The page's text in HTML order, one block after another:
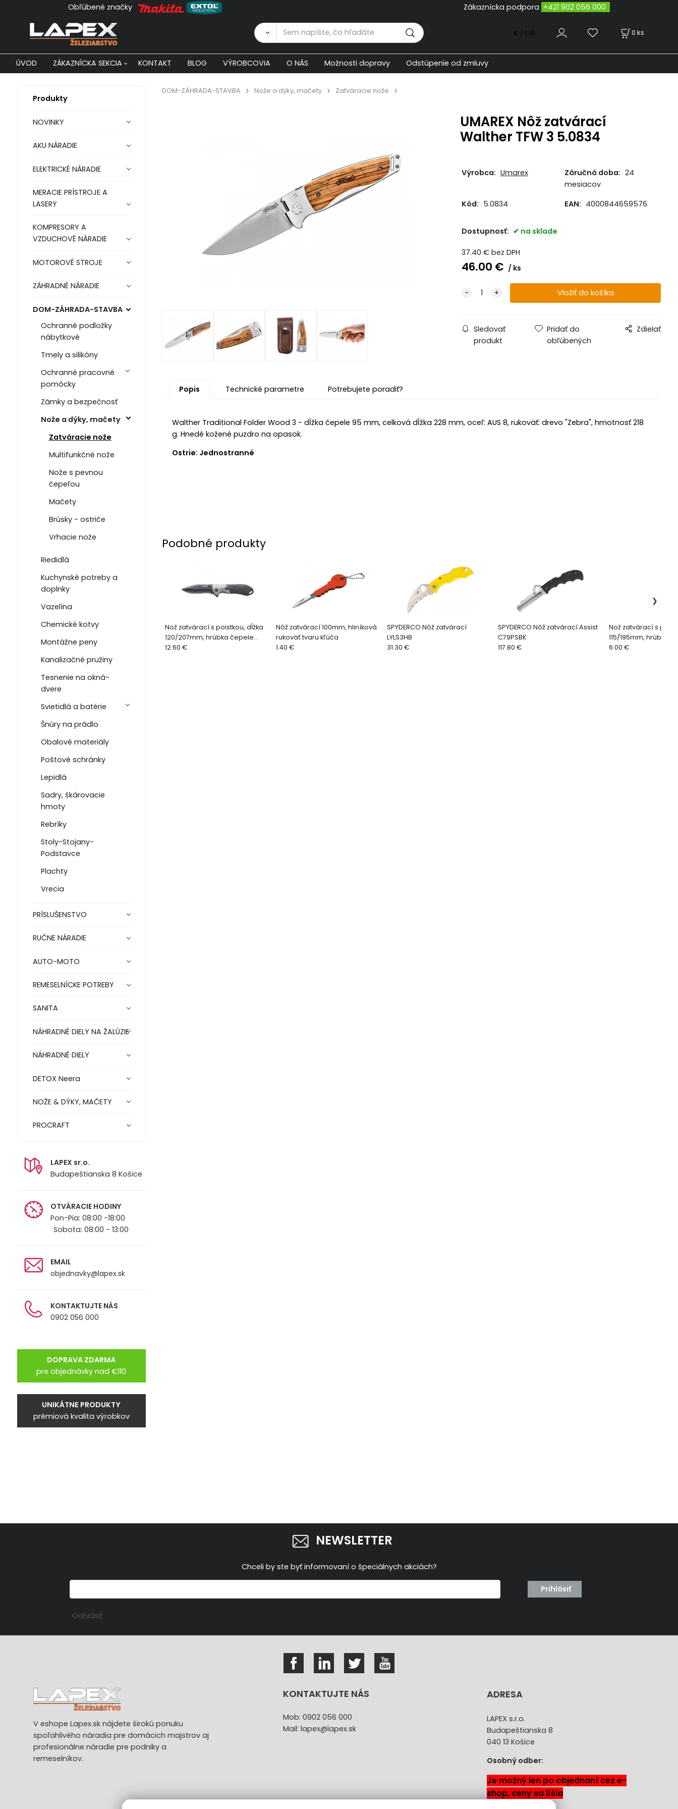
Obľúbené značky Zákaznícka podpora +421 902 056 000
0 ks
€ / EUR
ÚVOD ZÁKAZNÍCKA SEKCIA KONTAKT BLOG VÝROBCOVIA O NÁS Možnosti dopravy Odstúpenie od zmluvy
Produkty
NOVINKY
AKU NÁRADIE
ELEKTRICKÉ NÁRADIE
MERACIE PRÍSTROJE A
LASERY
KOMPRESORY A
VZDUCHOVÉ NÁRADIE
MOTOROVÉ STROJE
ZÁHRADNÉ NÁRADIE
DOM-ZÁHRADA-STAVBA
Ochranné podložky
nábytkové
Tmely a silikóny
Ochranné pracovné
pomôcky
Zámky a bezpečnosť
Nože a dýky, mačety
Zatváracie nože
Multifunkčné nože
Nože s pevnou
čepeľou
Mačety
Brúsky - ostriče
Vrhacie nože
Riedidlá
Kuchynské potreby a
doplnky
Vazelína
Chemické kotvy
Montážne peny
Kanalizačné pružiny
Tesnenie na okná-
dvere
Svietidlá a batérie
Šnúry na prádlo
Obalové materiály
Poštové schránky
Lepidlá
Sadry, škárovacie
hmoty
Rebríky
Stoly-Stojany-
Podstavce
Plachty
Vrecia
PRÍSLUŠENSTVO
RUČNE NÁRADIE
AUTO-MOTO
REMESELNÍCKE POTREBY
SANITA
NÁHRADNÉ DIELY NA ŽALÚZIE
NÁHRADNÉ DIELY
DETOX Neera
NOŽE & DÝKY, MAČETY
PROCRAFT
LAPEX sr.o.
Budapeštianska 8 Košice
OTVÁRACIE HODINY
Pon-Pia: 08:00 -18:00
Sobota: 08:00 - 13:00
EMAIL
objednavky@lapex.sk
KONTAKTUJTE NÁS
0902 056 000
DOPRAVA ZDARMA
pre objednávky nad €110
UNIKÁTNE PRODUKTY
prémiová kvalita výrobkov
DOM-ZÁHRADA-STAVBA Nože a dýky, mačety Zatváracie nože
UMAREX Nôž zatvárací
Walther TFW 3 5.0834
Výrobca: Umarex Záručná doba: 24
mesiacov
Kód: 5.0834 EAN: 4000844659576
Dostupnosť: na sklade
37.40 € bez DPH
46.00 € ks
Sledovať
produkt
Pridať do
obľúbených
Zdielať
Popis Technické parametre Potrebujete poradiť?
Walther Traditional Folder Wood 3 - dĺžka čepele 95 mm, celková dĺžka 228 mm, oceľ: AUS 8, rukoväť: drevo "Zebra", hmotnosť 218
g. Hnedé kožené puzdro na opasok.
Ostrie: Jednostranné
Podobné produkty
Nož zatvárací s poistkou, dĺžka
120/207mm, hrúbka čepele
3mm, antikoro/hliník 4780300
12.60 €
Nôž zatvárací 100mm, hliníková
rukoväť tvaru kľúča
1.40 €
SPYDERCO Nôž zatvárací
LYLS3HB
31.30 €
SPYDERCO Nôž zatvárací Assist
C79PSBK
117.80 €
Nož zatvárací s
115/195mm, hrúbka
3mm, antikoro/ABS
6.00 €
NEWSLETTER
Chceli by ste byť informovaní o špeciálnych akciách?
Prihlásiť
Odhlásiť
V eshope Lapex.sk nájdete širokú ponuku
spoľahlivého náradia pre domácich majstrov aj
profesionálne náradie pre podniky a
remeselníkov.
KONTAKTUJTE NÁS
Mob: 0902 056 000
Mail: lapex@lapex.sk
ADRESA
LAPEX s.r.o.
Budapeštianska 8
040 13 Košice
Osobný odber:
Je možný len po objednaní cez e-
shop, ceny sa líšia